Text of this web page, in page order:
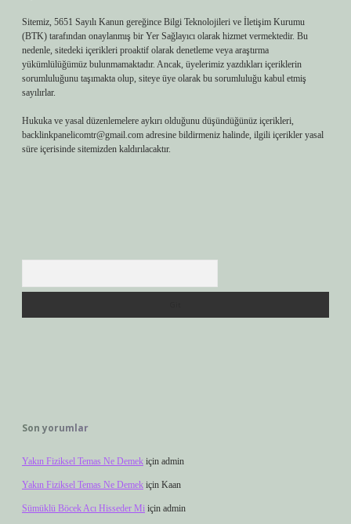
Sitemiz, 5651 Sayılı Kanun gereğince Bilgi Teknolojileri ve İletişim Kurumu
(BTK) tarafından onaylanmış bir Yer Sağlayıcı olarak hizmet vermektedir. Bu
nedenle, sitedeki içerikleri proaktif olarak denetleme veya araştırma
yükümlülüğümüz bulunmamaktadır. Ancak, üyelerimiz yazdıkları içeriklerin
sorumluluğunu taşımakta olup, siteye üye olarak bu sorumluluğu kabul etmiş
sayılırlar.
Hukuka ve yasal düzenlemelere aykırı olduğunu düşündüğünüz içerikleri,
backlinkpanelicomtr@gmail.com adresine bildirmeniz halinde, ilgili içerikler yasal
süre içerisinde sitemizden kaldırılacaktır.
Son yorumlar
Yakın Fiziksel Temas Ne Demek için admin
Yakın Fiziksel Temas Ne Demek için Kaan
Sümüklü Böcek Acı Hisseder Mi için admin